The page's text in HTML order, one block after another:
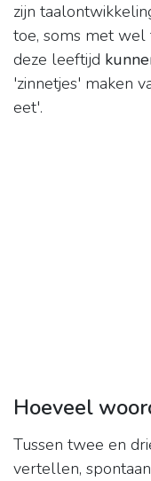
zijn
toe, soms met
deze leeftijd
'zinnetjes' maken
eet'.
Hoeveel
Tussen twee en
vertellen,